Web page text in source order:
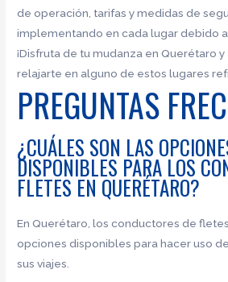
de operación, tarifas y medidas de
implementando en cada lugar debido a
¡Disfruta de tu mudanza en Querétaro
relajarte en alguno de estos lugares
PREGUNTAS
¿CUÁLES SON LAS
DISPONIBLES PARA LOS
FLETES EN QUERÉTARO?
En Querétaro, los conductores de
opciones disponibles para hacer uso
sus viajes.